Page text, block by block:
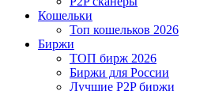
Кошельки
Топ кошельков 2026
Биржи
ТОП бирж 2026
Биржи для России
Лучшие P2P биржи